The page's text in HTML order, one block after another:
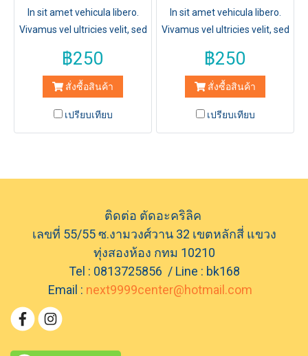
In sit amet vehicula libero.
Vivamus vel ultricies velit, sed
฿250
สั่งซื้อสินค้า
เปรียบเทียบ
In sit amet vehicula libero.
Vivamus vel ultricies velit, sed
฿250
สั่งซื้อสินค้า
เปรียบเทียบ
ติดต่อ ตัดอะคริลิค
เลขที่ 55/55 ซ.งามวงศ์วาน 32 เขตหลักสี่ แขวง
ทุ่งสองห้อง กทม 10210
Tel : 0813725856 / Line : bk168
Email : next9999center@hotmail.com